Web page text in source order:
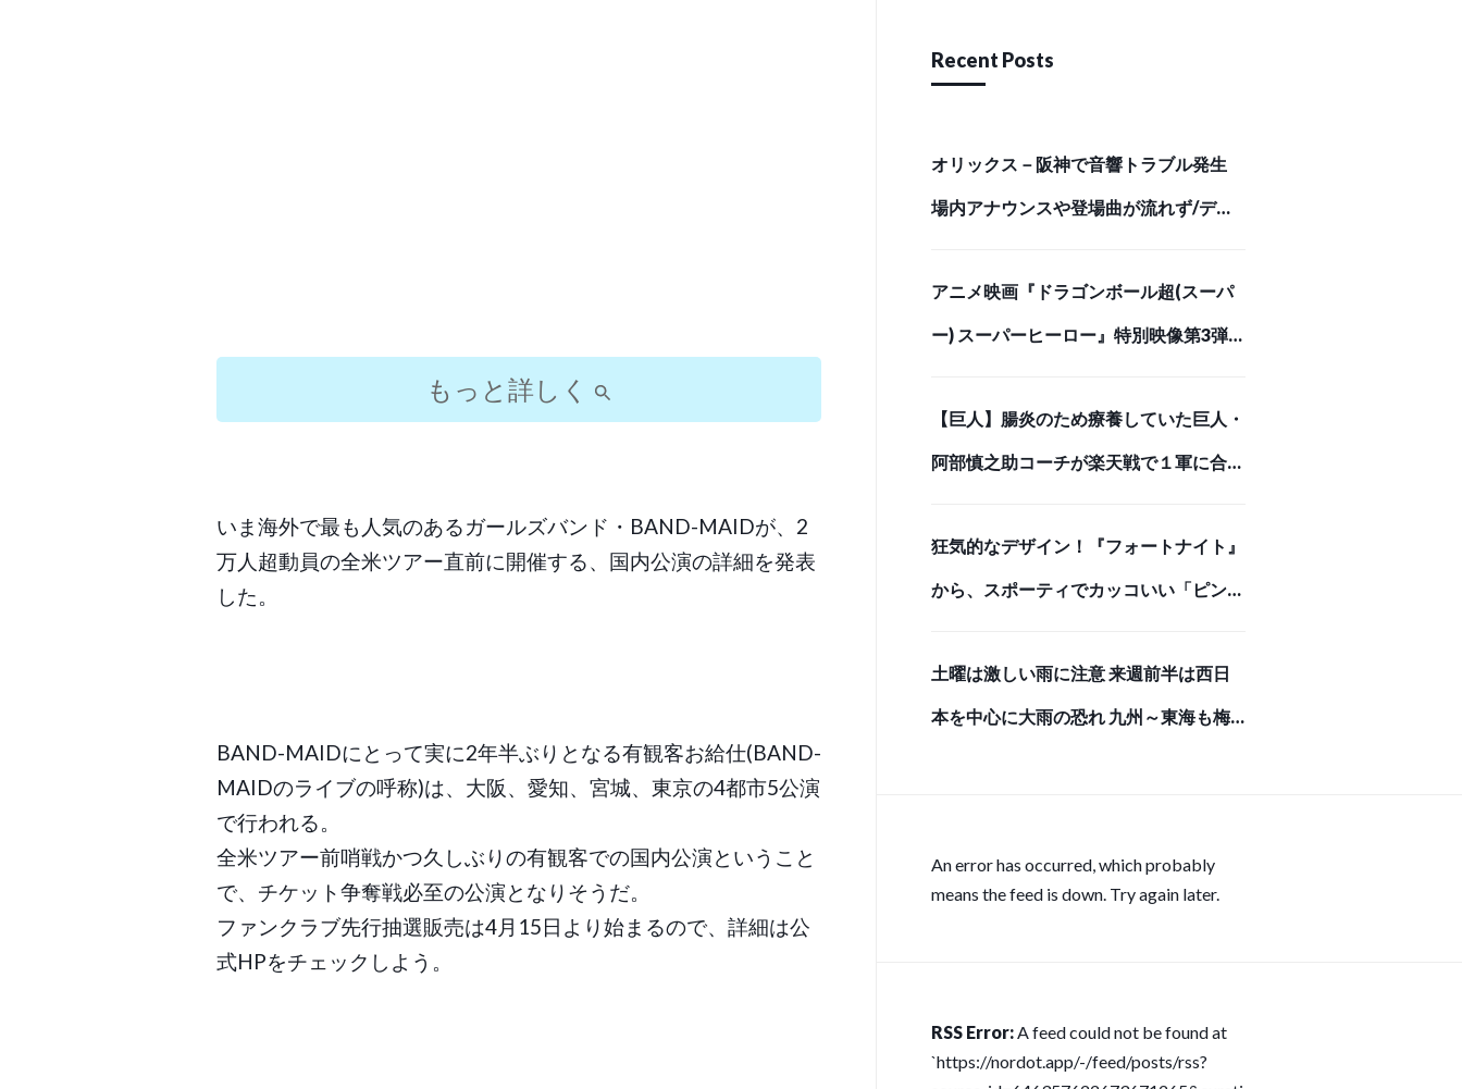
もっと詳しく
いま海外で最も人気のあるガールズバンド・BAND-MAIDが、2
万人超動員の全米ツアー直前に開催する、国内公演の詳細を発表
した。
BAND-MAIDにとって実に2年半ぶりとなる有観客お給仕(BAND-
MAIDのライブの呼称)は、大阪、愛知、宮城、東京の4都市5公演
で行われる。
全米ツアー前哨戦かつ久しぶりの有観客での国内公演ということ
で、チケット争奪戦必至の公演となりそうだ。
ファンクラブ先行抽選販売は4月15日より始まるので、詳細は公
式HPをチェックしよう。
Recent Posts
オリックス－阪神で音響トラブル発生
場内アナウンスや登場曲が流れず/デイ
アニメ映画『ドラゴンボール超(スーパ
ー) スーパーヒーロー』特別映像第3弾
イムズ
【巨人】腸炎のため療養していた巨人・
阿部慎之助コーチが楽天戦で１軍に合流
狂気的なデザイン！『フォートナイト』
から、スポーティでカッコいい「ピンク
と、牛革で高級感あふれる長財布で存在
感のある強者になろう！
土曜は激しい雨に注意 来週前半は西日
本を中心に大雨の恐れ 九州～東海も梅
An error has occurred, which probably
means the feed is down. Try again later.
RSS Error:A feed could not be found at
`https://nordot.app/-/feed/posts/rss?